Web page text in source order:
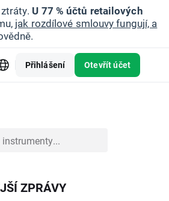
U 77 % účtů retailových
jak rozdílové smlouvy fungují, a
Přihlášení Otevřít účet
ZPRÁVY